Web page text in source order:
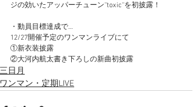
ジの効いたアッパーチューン''toxic''を初披露！
・動員目標達成で…
12/27開催予定のワンマンライブにて
①新衣装披露
②大河内航太書き下ろしの新曲初披露
三日月
ワンマン・定期LIVE